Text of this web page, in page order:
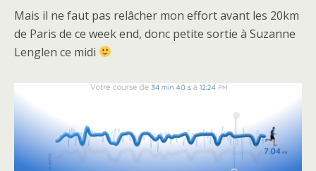
Mais il ne faut pas relâcher mon effort avant les 20km
de Paris de ce week end, donc petite sortie à Suzanne
Lenglen ce midi